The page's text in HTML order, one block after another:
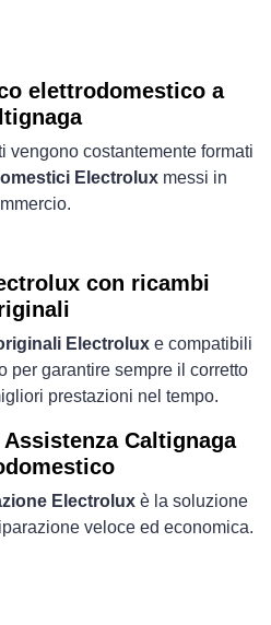
elettrodomestico a
vengono costantemente formati
Electroluxmessi in
con ricambi
Electroluxe compatibili
per garantire sempre il corretto
prestazioni nel tempo.
Caltignaga
Electrolux è la soluzione
veloce ed economica.